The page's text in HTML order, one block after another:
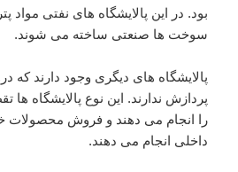
بود. در این پالایشگاه های نفتی مواد
سوخت ها صنعتی ساخته می شوند.
پالایشگاه های دیگری وجود دارند که
پردازش ندارند. این نوع پالایشگاه
را انجام می دهند و فروش محصولات خود
داخلی انجام می دهند.